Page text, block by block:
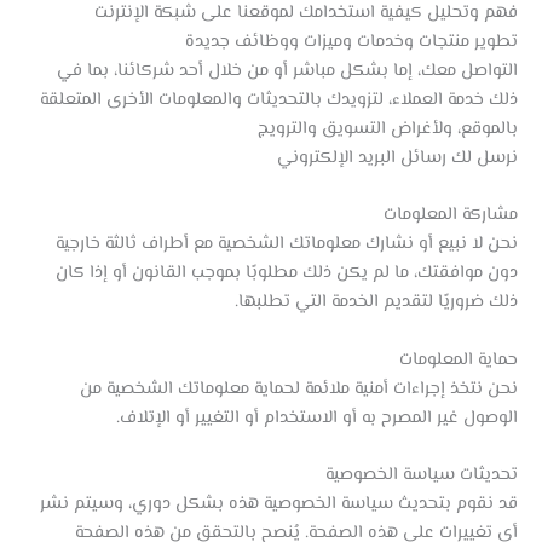
فهم وتحليل كيفية استخدامك لموقعنا على شبكة الإنترنت
تطوير منتجات وخدمات وميزات ووظائف جديدة
التواصل معك، إما بشكل مباشر أو من خلال أحد شركائنا، بما في
ذلك خدمة العملاء، لتزويدك بالتحديثات والمعلومات الأخرى المتعلقة
بالموقع، ولأغراض التسويق والترويج
نرسل لك رسائل البريد الإلكتروني
مشاركة المعلومات
نحن لا نبيع أو نشارك معلوماتك الشخصية مع أطراف ثالثة خارجية
دون موافقتك، ما لم يكن ذلك مطلوبًا بموجب القانون أو إذا كان
ذلك ضروريًا لتقديم الخدمة التي تطلبها.
حماية المعلومات
نحن نتخذ إجراءات أمنية ملائمة لحماية معلوماتك الشخصية من
الوصول غير المصرح به أو الاستخدام أو التغيير أو الإتلاف.
تحديثات سياسة الخصوصية
قد نقوم بتحديث سياسة الخصوصية هذه بشكل دوري، وسيتم نشر
أي تغييرات على هذه الصفحة. يُنصح بالتحقق من هذه الصفحة